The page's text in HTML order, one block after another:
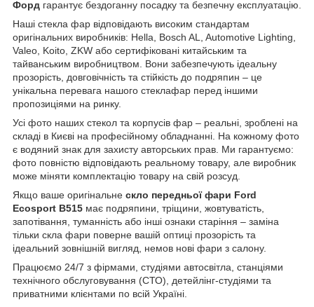
Форд гарантує бездоганну посадку та безпечну експлуатацію.
Наші стекла фар відповідають високим стандартам
оригінальних виробників: Hella, Bosch AL, Automotive Lighting,
Valeo, Koito, ZKW або сертифіковані китайським та
тайванським виробництвом. Вони забезпечують ідеальну
прозорість, довговічність та стійкість до подряпин – це
унікальна перевага нашого стеклафар перед іншими
пропозиціями на ринку.
Усі фото наших стекол та корпусів фар – реальні, зроблені на
складі в Києві на професійному обладнанні. На кожному фото
є водяний знак для захисту авторських прав. Ми гарантуємо:
фото повністю відповідають реальному товару, але виробник
може міняти комплектацію товару на свій розсуд.
Якщо ваше оригінальне скло передньої фари Ford
Ecosport B515 має подряпини, тріщини, жовтуватість,
запотівання, туманність або інші ознаки старіння – заміна
тільки скла фари поверне вашій оптиці прозорість та
ідеальний зовнішній вигляд, немов нові фари з салону.
Працюємо 24/7 з фірмами, студіями автосвітла, станціями
технічного обслуговування (СТО), детейлінг-студіями та
приватними клієнтами по всій Україні.